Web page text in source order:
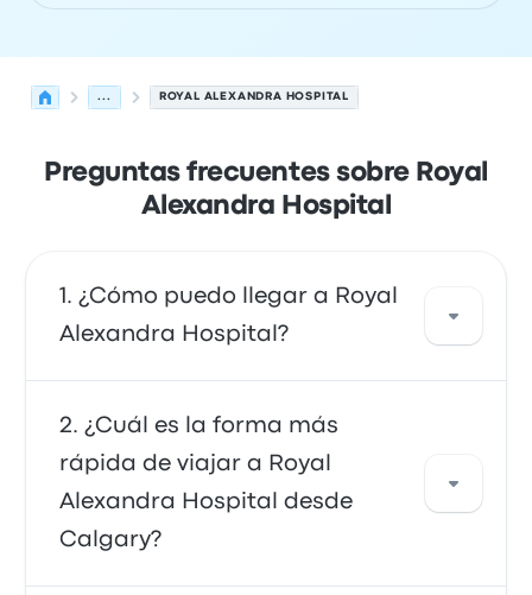
... ROYAL ALEXANDRA HOSPITAL
Preguntas frecuentes sobre Royal
Alexandra Hospital
¿Cómo puedo llegar a Royal
Alexandra Hospital?
Puedes tomar el autobús o el transporte, que
proporcionan acceso directo a tu destino.
Alternativamente, también puedes tomar un
taxi o usar un servicio de viaje compartido.
¿Cuál es la forma más
rápida de viajar a Royal
Alexandra Hospital desde
Calgary?